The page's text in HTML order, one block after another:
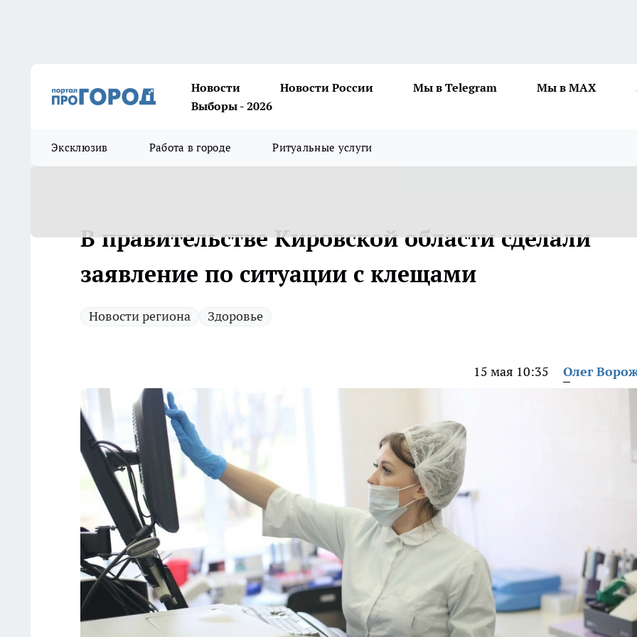
Новости Новости России Мы в Telegram Мы в MAX
Выборы - 2026
Эксклюзив Работа в городе Ритуальные услуги
В правительстве Кировской области сделали
заявление по ситуации с клещами
Новости региона Здоровье
15 мая 10:35 Олег